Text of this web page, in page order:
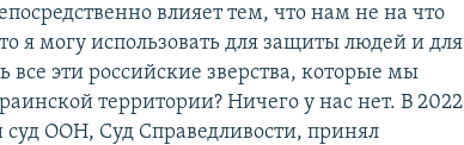
влияет тем, что нам не на что
я могу использовать для защиты людей и для
все эти российские зверства, которые мы
территории? Ничего у нас нет. В 2022
ООН, Суд Справедливости, принял